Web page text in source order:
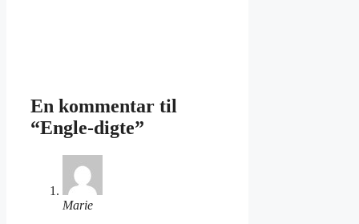
En kommentar til
“Engle-digte”
Marie